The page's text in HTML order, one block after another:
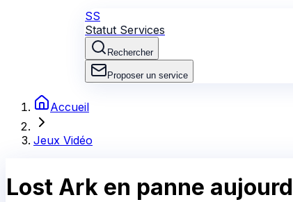
SS
Statut Services
Rechercher
Proposer un service
Accueil
Jeux Vidéo
Lost Ark en panne